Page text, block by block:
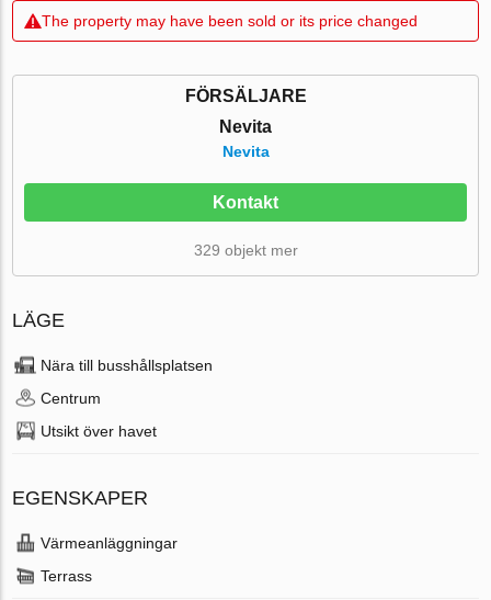
The property may have been sold or its price changed
FÖRSÄLJARE
Nevita
Nevita
Kontakt
329 objekt mer
LÄGE
Nära till busshållsplatsen
Centrum
Utsikt över havet
EGENSKAPER
Värmeanläggningar
Terrass